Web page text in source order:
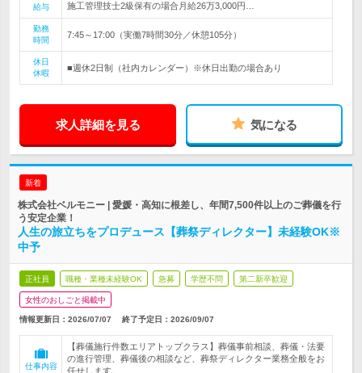
給与
施工管理技士2級保有の場合月給26万3,000円…
勤務
時間
7:45～17:00（実働7時間30分／休憩105分）
休日
休暇
■週休2日制（社内カレンダー）※休日出勤の場合あり
求人詳細を見る 気になる
新着
株式会社ベルモニー | 愛媛・高知に根差し、年間7,500件以上のご葬儀を行
う安定企業！
人生の旅立ちをプロデュース【葬祭ディレクター】未経験OK※
中予
正社員 職種・業種未経験OK 急募 学歴不問 第二新卒歓迎
女性のおしごと掲載中
情報更新日：2026/07/07 終了予定日： 2026/09/07
仕事内容
【葬儀施行件数エリアトップクラス】葬儀事前相談、葬儀・法要
の進行管理、葬儀後の相談など、葬祭ディレクター業務全般をお
任せします。